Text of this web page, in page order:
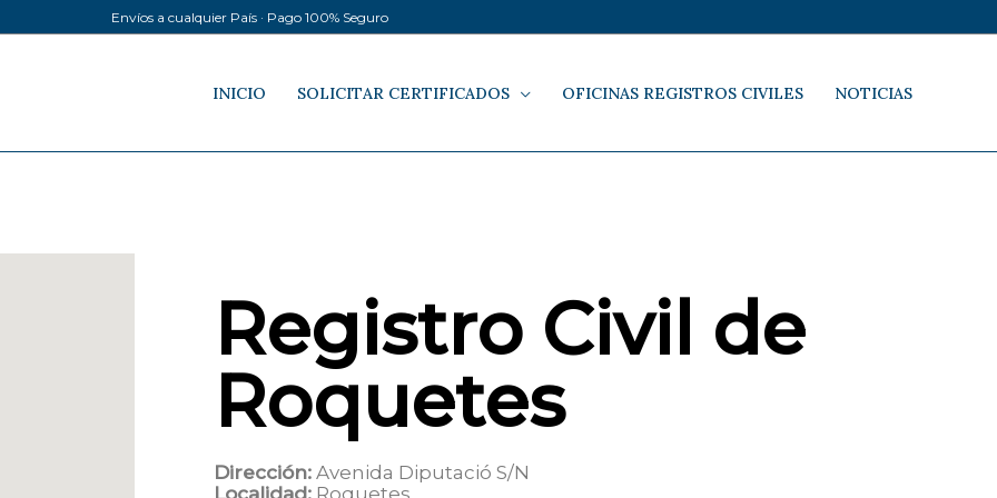
Envíos a cualquier País · Pago 100% Seguro
INICIO SOLICITAR CERTIFICADOS OFICINAS REGISTROS CIVILES NOTICIAS
Registro Civil de
Roquetes
Dirección: Avenida Diputació S/N
Localidad: Roquetes